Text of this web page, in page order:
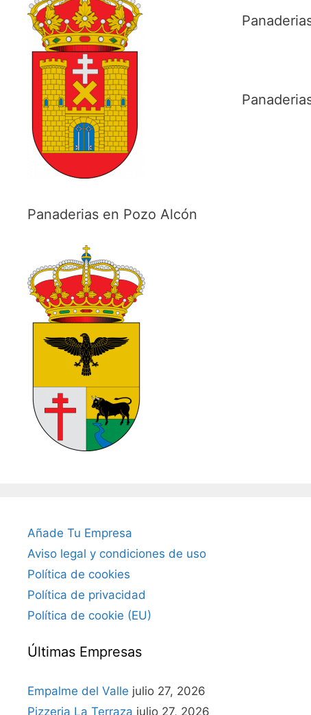
Panaderias en Pozo Alcón
Añade Tu Empresa
Aviso legal y condiciones de uso
Política de cookies
Política de privacidad
Política de cookie (EU)
Últimas Empresas
Empalme del Valle julio 27, 2026
Pizzeria La Terraza julio 27, 2026